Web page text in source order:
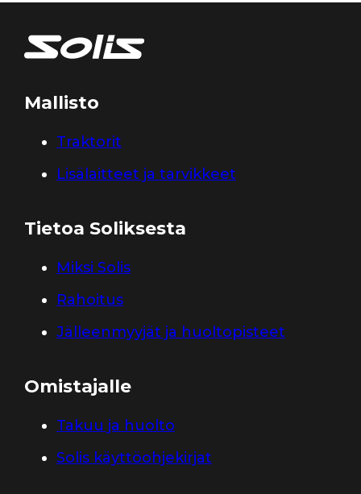
Mallisto
Traktorit
Lisälaitteet ja tarvikkeet
Tietoa Soliksesta
Miksi Solis
Rahoitus
Jälleenmyyjät ja huoltopisteet
Omistajalle
Takuu ja huolto
Solis käyttöohjekirjat